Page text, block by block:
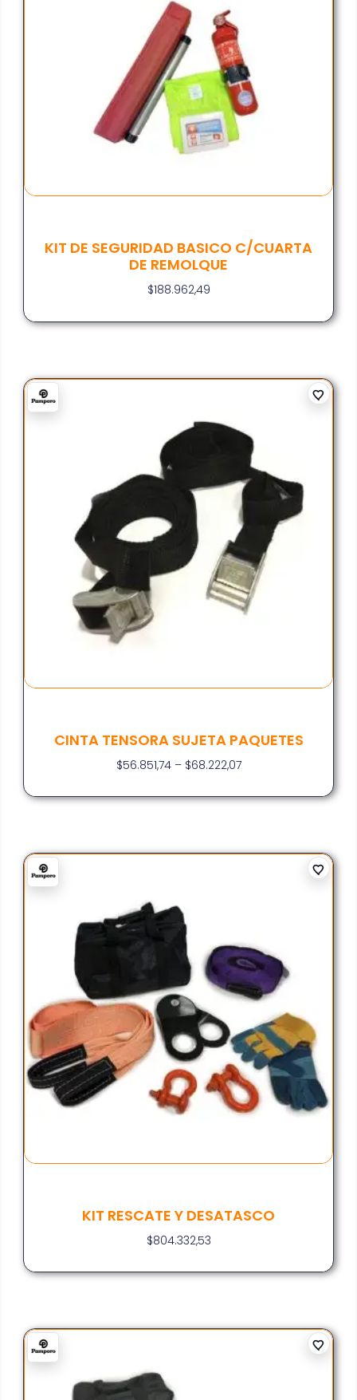
KIT DE SEGURIDAD BASICO C/CUARTA
DE REMOLQUE
$188.962,49
CINTA TENSORA SUJETA PAQUETES
$56.851,74 – $68.222,07
KIT RESCATE Y DESATASCO
$804.332,53